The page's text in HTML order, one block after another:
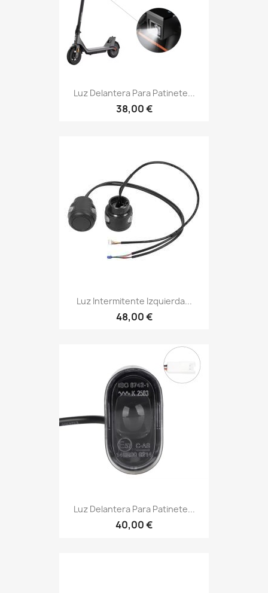
Luz Delantera Para Patinete...
38,00 €
Luz Intermitente Izquierda...
48,00 €
Luz Delantera Para Patinete...
40,00 €